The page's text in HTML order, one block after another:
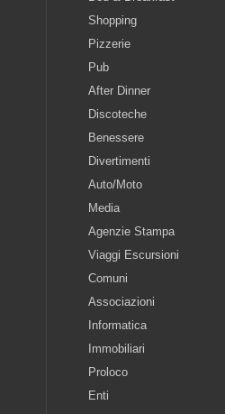
Shopping
Pizzerie
Pub
After Dinner
Discoteche
Benessere
Divertimenti
Auto/Moto
Media
Agenzie Stampa
Viaggi Escursioni
Comuni
Associazioni
Informatica
Immobiliari
Proloco
Enti